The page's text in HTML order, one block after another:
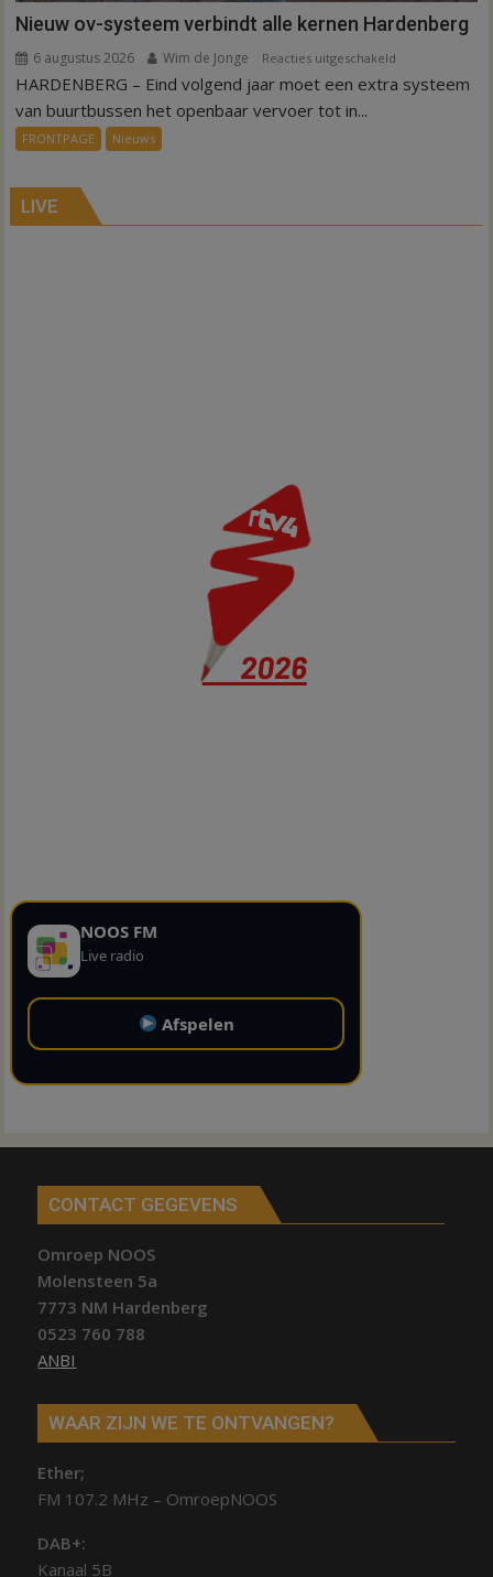
Nieuw ov-systeem verbindt alle kernen Hardenberg
6 augustus 2026 Wim de Jonge Reacties uitgeschakeld
Nieuw
Hardenberg
HARDENBERG – Eind volgend jaar moet een extra systeem
van buurtbussen het openbaar vervoer tot in...
FRONTPAGE Nieuws
LIVE
NOOS FM
Live radio
Afspelen
CONTACT GEGEVENS
Omroep NOOS
Molensteen 5a
7773 NM Hardenberg
0523 760 788
ANBI
WAAR ZIJN WE TE ONTVANGEN?
Ether;
FM 107.2 MHz – OmroepNOOS
DAB+:
Kanaal 5B